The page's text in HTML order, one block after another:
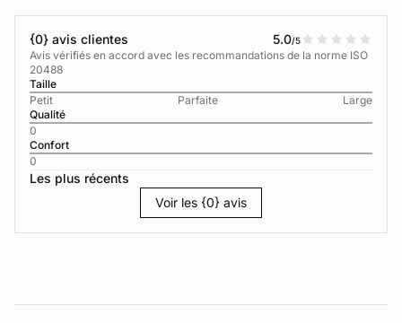
{0} avis clientes 5.0/5
Avis vérifiés en accord avec les recommandations de la norme ISO
20488
Taille
Petit
Parfaite
Large
Qualité
0
Confort
0
Les plus récents
Voir les {0} avis